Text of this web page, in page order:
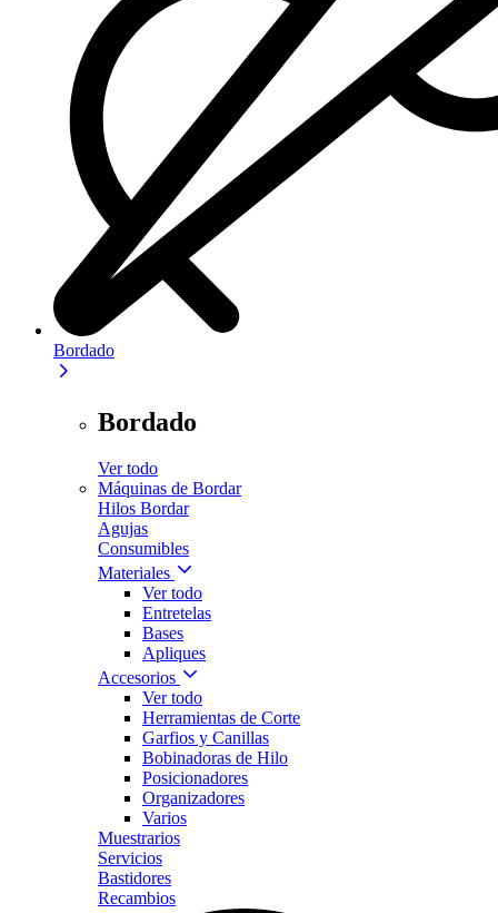
Bordado
Bordado
Ver todo
Máquinas de Bordar
Hilos Bordar
Agujas
Consumibles
Materiales
Ver todo
Entretelas
Bases
Apliques
Accesorios
Ver todo
Herramientas de Corte
Garfios y Canillas
Bobinadoras de Hilo
Posicionadores
Organizadores
Varios
Muestrarios
Servicios
Bastidores
Recambios